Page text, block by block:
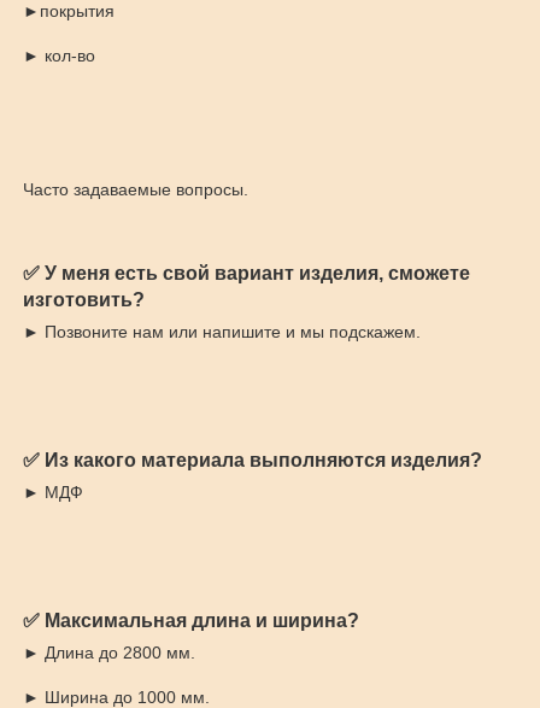
►покрытия
► кол-во
Часто задаваемые вопросы.
✅ У меня есть свой вариант изделия, сможете
изготовить?
► Позвоните нам или напишите и мы подскажем.
✅ Из какого материала выполняются изделия?
► МДФ
✅ Максимальная длина и ширина?
► Длина до 2800 мм.
► Ширина до 1000 мм.